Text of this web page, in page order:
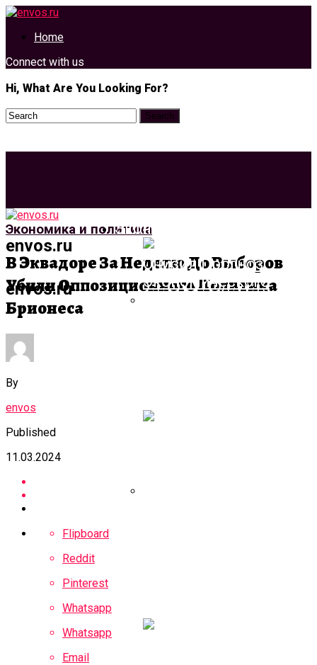
Home
Connect with us
Hi, What Are You Looking For?
envos.ru
envos.ru
Экономика И Политика
Экономика и политика
В Эквадоре За Неделю До Выборов
Убили Оппозиционного Политика
Брионеса
By
envos
Published
11.03.2024
Flipboard
Reddit
Pinterest
Whatsapp
Whatsapp
Email